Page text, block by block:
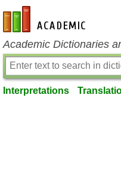
en-academic.com
Academic Dictionaries
Interpretations